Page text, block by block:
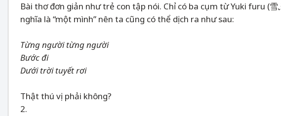
Bài thơ đơn giản như trẻ con tập nói. Chỉ có ba cụm từ Yuki furu (
nghĩa là “một mình” nên ta cũng có thể dịch ra như sau:
Từng người từng người
Bước đi
Dưới trời tuyết rơi
Thật thú vị phải không?
2.